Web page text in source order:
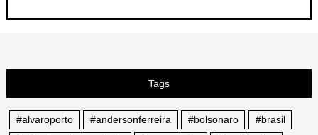
Tags
#alvaroporto #andersonferreira #bolsonaro
#brasil